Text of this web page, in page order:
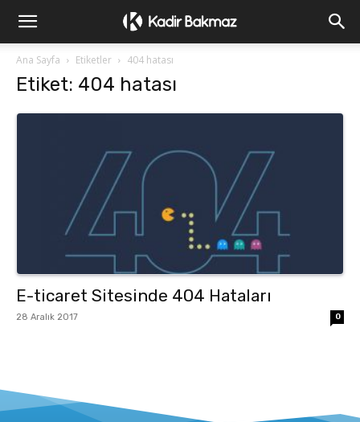
Ana Sayfa Etiketler 404 hatası
Etiket: 404 hatası
E-ticaret Sitesinde 404 Hataları
28 Aralık 2017 0